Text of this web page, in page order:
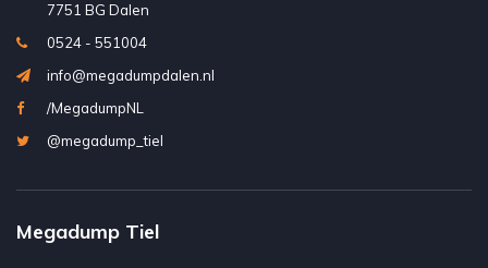
7751 BG Dalen
0524 - 551004
info@megadumpdalen.nl
/MegadumpNL
@megadump_tiel
Megadump Tiel